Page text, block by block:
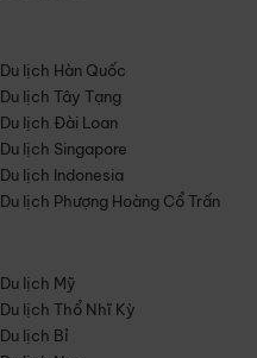
Du lịch Hàn Quốc
Du lịch Tây Tạng
Du lịch Đài Loan
Du lịch Singapore
Du lịch Indonesia
Du lịch Phượng Hoàng Cổ Trấn
Du lịch Mỹ
Du lịch Thổ Nhĩ Kỳ
Du lịch Bỉ